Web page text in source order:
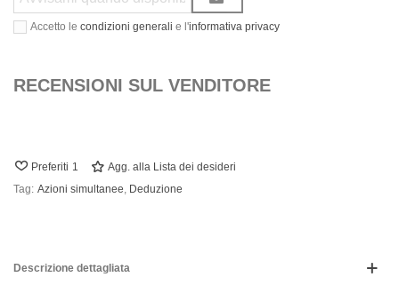
Accetto le condizioni generali e l'informativa privacy
RECENSIONI SUL VENDITORE
Preferiti 1
Agg. alla Lista dei desideri
Tag: Azioni simultanee, Deduzione
Descrizione dettagliata